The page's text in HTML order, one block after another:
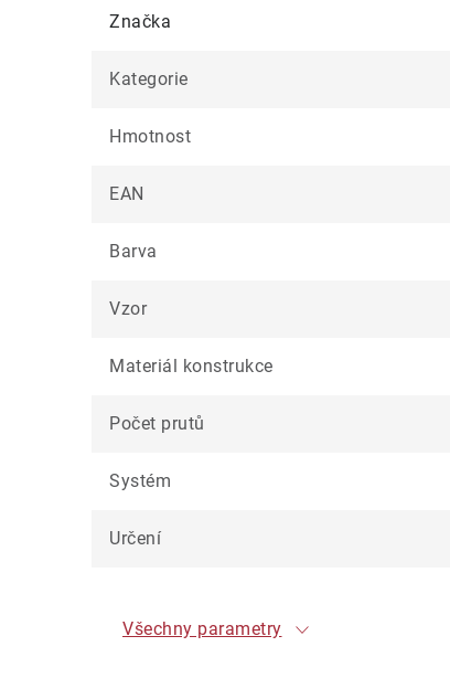
Značka
Kategorie
Hmotnost
EAN
Barva
Vzor
Materiál konstrukce
Počet prutů
Systém
Určení
Všechny parametry